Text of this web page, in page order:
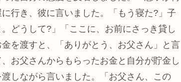
行き、彼に言いました。「もう寝た?」子
どうして?」「ここに、お前にさっき貸し
を渡すと、「ありがとう、お父さん」と言
お父さんからもらったお金と自分が貯金し
しながら言いました。「お父さん、この